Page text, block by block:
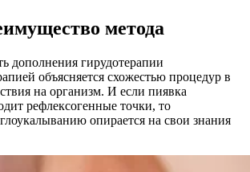
метода
дополнения гирудотерапии
объясняется схожестью процедур в
на организм. И если пиявка
рефлексогенные точки, то
опирается на свои знания